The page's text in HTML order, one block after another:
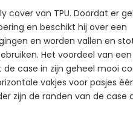
cover van TPU. Doordat er
en beschikt hij over een
en worden vallen en
Het voordeel van
de case in zijn geheel mooi
vakjes voor pasjes
zijn de randen van de